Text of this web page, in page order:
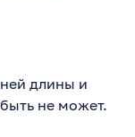
длины и
не может.